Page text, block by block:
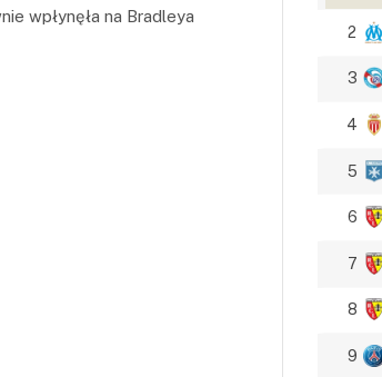
wpłynęła na Bradleya
2
3
4
5
6
7
8
9